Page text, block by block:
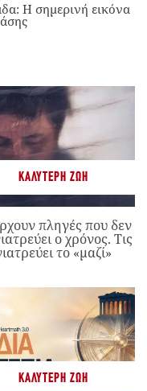
Η σημερινή εικόνα
ΚΑΛΎΤΕΡΗ ΖΩΉ
πληγές που δεν
ο χρόνος. Τις
το «μαζί»
ΚΑΛΎΤΕΡΗ ΖΩΉ